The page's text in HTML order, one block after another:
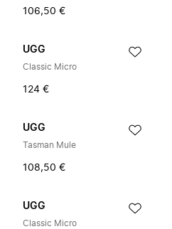
106,50 €
UGG
Classic Micro
124 €
UGG
Tasman Mule
108,50 €
UGG
Classic Micro